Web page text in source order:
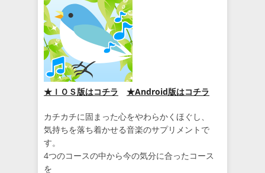
★ＩＯＳ版はコチラ ★Android版はコチラ
カチカチに固まった心をやわらかくほぐし、
気持ちを落ち着かせる音楽のサプリメントで
す。
4つのコースの中から今の気分に合ったコース
を